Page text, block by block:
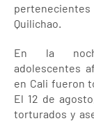
Quilichao.
En la
adolescentes
en Cali fueron
El 12 de
torturados y